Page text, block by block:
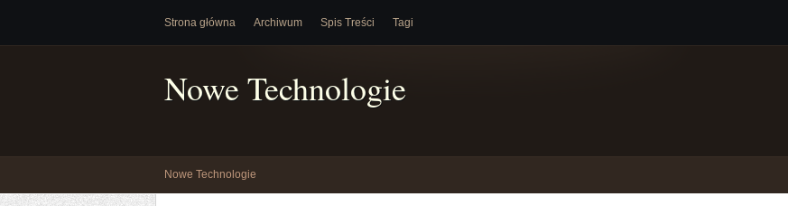
Strona główna Archiwum Spis Treści Tagi
Nowe Technologie
Nowe Technologie